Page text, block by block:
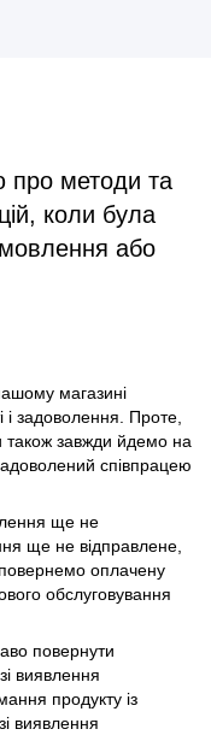
про методи та
коли була
або
магазині
і задоволення. Проте,
також завжди йдемо на
співпрацею
ще не
ще не відправлене,
оплачену
обслуговування
повернути
виявлення
продукту із
виявлення